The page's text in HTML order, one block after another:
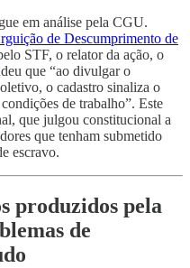
em análise pela CGU.
de Descumprimento de
STF, o relator da ação, o
que “ao divulgar o
o cadastro sinaliza o
de trabalho”. Este
que julgou constitucional a
que tenham submetido
escravo.
produzidos pela
de